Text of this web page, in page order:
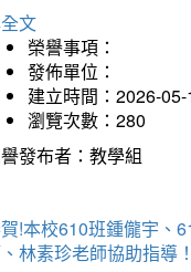
文
榮譽事項：
發佈單位：
建立時間：2026-
瀏覽次數：280
發布者：教學組
!本校610班鍾儱宇、
林素珍老師協助指導！